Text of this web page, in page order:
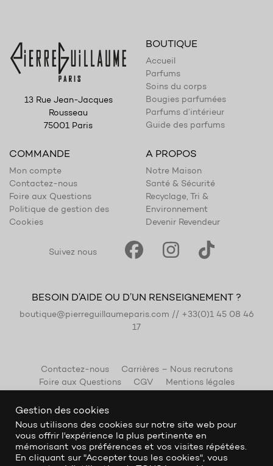
13 Rue Jean-Jacques
Rousseau
75001 Paris
BOUTIQUE
Accueil
Parfums
Soins du corps
Bougies parfumées
Parfums d’intérieur
Guide des parfums
COMMANDE
Mon compte
Contactez-nous
Foire aux Questions
Politique de gestion des
Cookies
A PROPOS
Notre Maison
Santé & Sécurité
Recyclage, Tri &
Environnement
Devenir Revendeur
Suivez nous
BESOIN D’AIDE OU D’UN RENSEIGNEMENT ?
boutique@pierreguillaumeparis.com // +33(0)1 45 08 46
17
Contactez-nous
Carrières – Nous recrutons
Foire aux Questions
CGV Mentions légales
Gestion des cookies
Nous utilisons des cookies sur notre site web pour
vous offrir l'expérience la plus pertinente en
mémorisant vos préférences et vos visites répétées.
En cliquant sur "Accepter tous les cookies", vous